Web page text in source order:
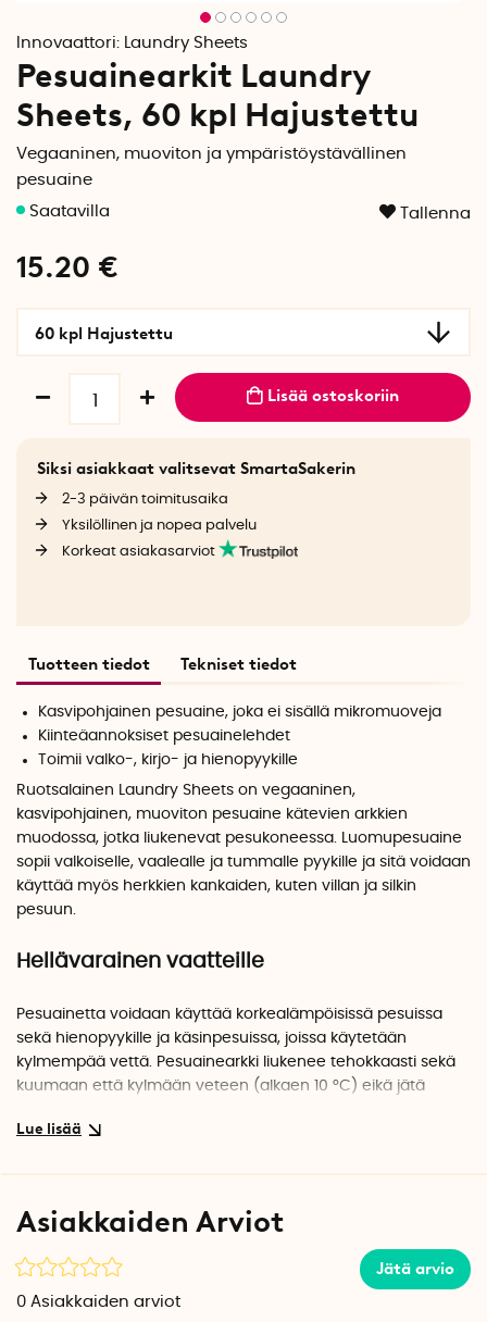
Innovaattori: Laundry Sheets
Pesuainearkit Laundry
Sheets, 60 kpl Hajustettu
Vegaaninen, muoviton ja ympäristöystävällinen
pesuaine
Tallenna
15.20 €
60 kpl Hajustettu
Lisää ostoskoriin
Siksi asiakkaat valitsevat SmartaSakerin
2-3 päivän toimitusaika
Yksilöllinen ja nopea palvelu
Korkeat asiakasarviot
Tuotteen tiedot Tekniset tiedot
Kasvipohjainen pesuaine, joka ei sisällä mikromuoveja
Kiinteäannoksiset pesuainelehdet
Toimii valko-, kirjo- ja hienopyykille
Ruotsalainen Laundry Sheets on vegaaninen,
kasvipohjainen, muoviton pesuaine kätevien arkkien
muodossa, jotka liukenevat pesukoneessa. Luomupesuaine
sopii valkoiselle, vaalealle ja tummalle pyykille ja sitä voidaan
käyttää myös herkkien kankaiden, kuten villan ja silkin
pesuun.
Hellävarainen vaatteille
Pesuainetta voidaan käyttää korkealämpöisissä pesuissa
sekä hienopyykille ja käsinpesuissa, joissa käytetään
kylmempää vettä. Pesuainearkki liukenee tehokkaasti sekä
kuumaan että kylmään veteen (alkaen 10 °C) eikä jätä
sisällä entsyymejä, mikä tekee siitä hellävaraisemman.
valmiiksi annosteltuja, joten pesuainetta ei voi annostella
liikaa tai liian vähän. Lisäksi pesuaineen kätevä muoto vie
vain vähän tilaa ja sen keveys (125 grammaa) tekee niistä
Asiakkaiden Arviot
Jätä arvio
0 Asiakkaiden arviot